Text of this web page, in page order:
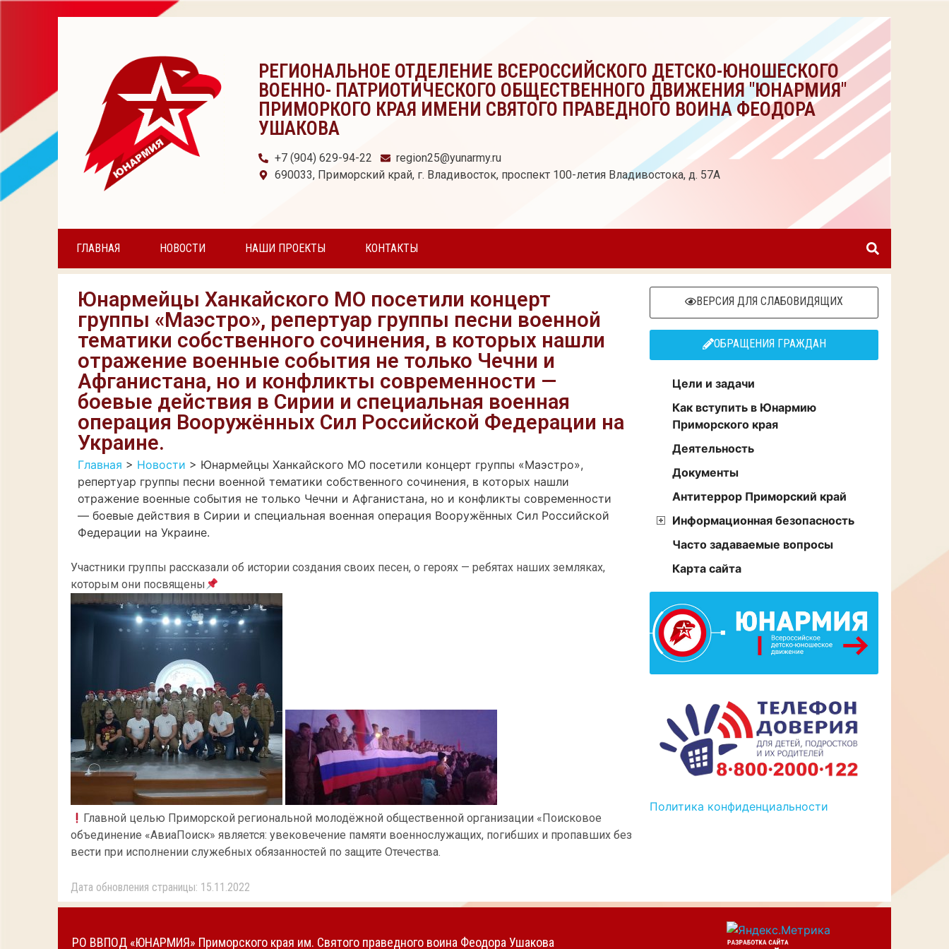
РЕГИОНАЛЬНОЕ ОТДЕЛЕНИЕ ВСЕРОССИЙСКОГО ДЕТСКО-ЮНОШЕСКОГО
ВОЕННО- ПАТРИОТИЧЕСКОГО ОБЩЕСТВЕННОГО ДВИЖЕНИЯ "ЮНАРМИЯ"
ПРИМОРКОГО КРАЯ ИМЕНИ СВЯТОГО ПРАВЕДНОГО ВОИНА ФЕОДОРА
УШАКОВА
+7 (904) 629-94-22
region25@yunarmy.ru
690033, Приморский край, г. Владивосток, проспект 100-летия Владивостока, д. 57А
ГЛАВНАЯ НОВОСТИ НАШИ ПРОЕКТЫ КОНТАКТЫ
Юнармейцы Ханкайского МО посетили концерт
группы «Маэстро», репертуар группы песни военной
тематики собственного сочинения, в которых нашли
отражение военные события не только Чечни и
Афганистана, но и конфликты современности —
боевые действия в Сирии и специальная военная
операция Вооружённых Сил Российской Федерации на
Украине.
Главная > Новости > Юнармейцы Ханкайского МО посетили концерт группы «Маэстро»,
репертуар группы песни военной тематики собственного сочинения, в которых нашли
отражение военные события не только Чечни и Афганистана, но и конфликты современности
— боевые действия в Сирии и специальная военная операция Вооружённых Сил Российской
Федерации на Украине.
Участники группы рассказали об истории создания своих песен, о героях — ребятах наших земляках,
которым они посвящены
Главной целью Приморской региональной молодёжной общественной организации «Поисковое
объединение «АвиаПоиск» является: увековечение памяти военнослужащих, погибших и пропавших без
вести при исполнении служебных обязанностей по защите Отечества.
Дата обновления страницы: 15.11.2022
ВЕРСИЯ ДЛЯ СЛАБОВИДЯЩИХ
ОБРАЩЕНИЯ ГРАЖДАН
Цели и задачи
Как вступить в Юнармию
Приморского края
Деятельность
Документы
Антитеррор Приморский край
Информационная безопасность
Часто задаваемые вопросы
Карта сайта
Политика конфиденциальности
РО ВВПОД «ЮНАРМИЯ» Приморского края им. Святого праведного воина Феодора Ушакова